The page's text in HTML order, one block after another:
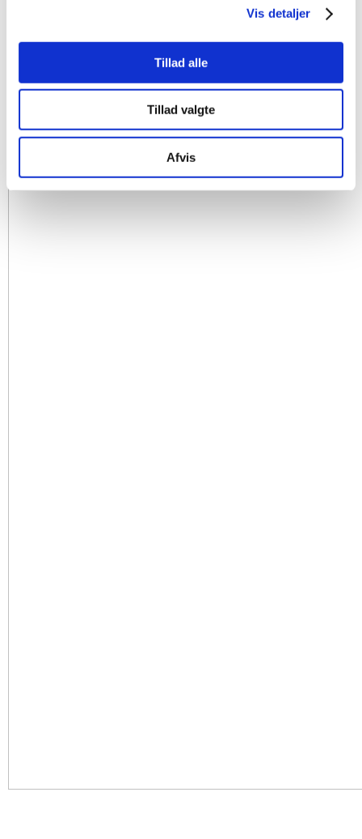
Vis detaljer
Tillad alle
Tillad valgte
Afvis